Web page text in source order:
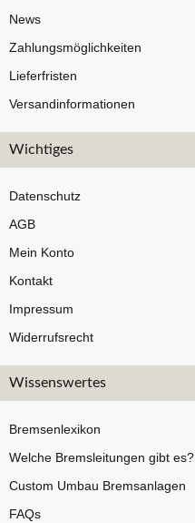
News
Zahlungsmöglichkeiten
Lieferfristen
Versandinformationen
Wichtiges
Datenschutz
AGB
Mein Konto
Kontakt
Impressum
Widerrufsrecht
Wissenswertes
Bremsenlexikon
Welche Bremsleitungen gibt es?
Custom Umbau Bremsanlagen
FAQs